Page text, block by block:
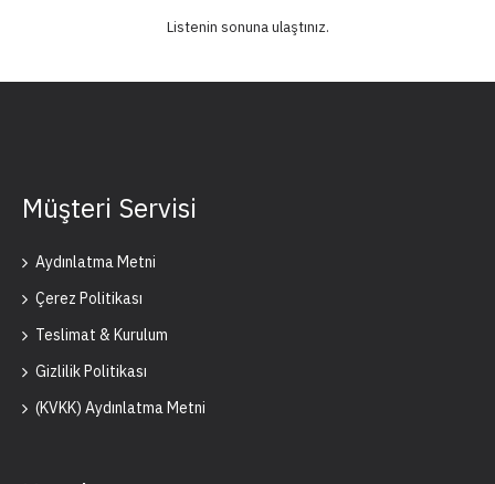
Listenin sonuna ulaştınız.
Müşteri Servisi
Aydınlatma Metni
Çerez Politikası
Teslimat & Kurulum
Gizlilik Politikası
(KVKK) Aydınlatma Metni